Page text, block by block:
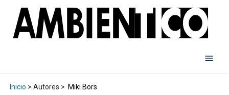
Inicio > Autores > Miki Bors